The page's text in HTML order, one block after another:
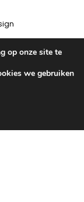
op onze site te
we gebruiken